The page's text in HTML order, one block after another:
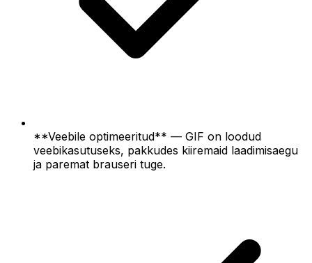
**Veebile optimeeritud** — GIF on loodud
veebikasutuseks, pakkudes kiiremaid laadimisaegu
ja paremat brauseri tuge.